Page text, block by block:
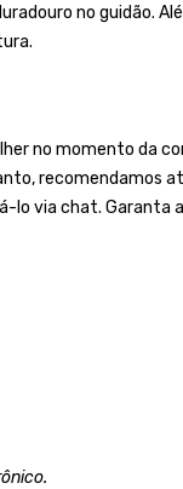
no guidão.
no momento da
recomendamos
lo via chat. Garanta